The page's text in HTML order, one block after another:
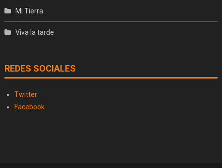
Mi Tierra
Viva la tarde
REDES SOCIALES
Twitter
Facebook